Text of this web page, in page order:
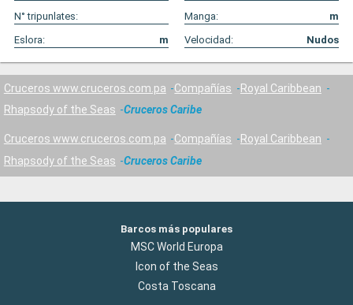
N° tripunlates:
Manga:
m
Eslora:
m Velocidad: Nudos
Cruceros www.cruceros.com.pa Compañías
Royal Caribbean
Rhapsody of the Seas
Cruceros Caribe
Cruceros www.cruceros.com.pa Compañías
Royal Caribbean
Rhapsody of the Seas
Cruceros Caribe
Barcos más populares
MSC World Europa
Icon of the Seas
Costa Toscana